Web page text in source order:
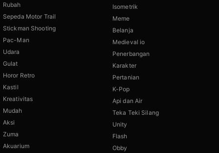
Rubah
Sepeda Motor Trail
Stickman Shooting
Pac-Man
Udara
Gulat
Horor Retro
Kastil
Kreativitas
Mudah
Aksi
Zuma
Akuarium
Isometrik
Meme
Belanja
Medieval io
Penerbangan
Karakter
Pertanian
K-Pop
Api dan Air
Teka Teki Silang
Unity
Flash
Obby